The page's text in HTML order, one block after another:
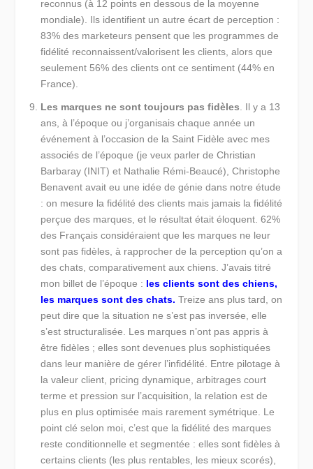
reconnus (à 12 points en dessous de la moyenne
mondiale). Ils identifient un autre écart de perception :
83% des marketeurs pensent que les programmes de
fidélité reconnaissent/valorisent les clients, alors que
seulement 56% des clients ont ce sentiment (44% en
France).
Les marques ne sont toujours pas fidèles . Il y a 13
ans, à l’époque ou j’organisais chaque année un
événement à l’occasion de la Saint Fidèle avec mes
associés de l’époque (je veux parler de Christian
Barbaray (INIT) et Nathalie Rémi-Beaucé), Christophe
Benavent avait eu une idée de génie dans notre étude
: on mesure la fidélité des clients mais jamais la fidélité
perçue des marques, et le résultat était éloquent. 62%
des Français considéraient que les marques ne leur
sont pas fidèles, à rapprocher de la perception qu’on a
des chats, comparativement aux chiens. J’avais titré
mon billet de l’époque : les clients sont des chiens,
les marques sont des chats. Treize ans plus tard, on
peut dire que la situation ne s’est pas inversée, elle
s’est structuralisée. Les marques n’ont pas appris à
être fidèles ; elles sont devenues plus sophistiquées
dans leur manière de gérer l’infidélité. Entre pilotage à
la valeur client, pricing dynamique, arbitrages court
terme et pression sur l’acquisition, la relation est de
plus en plus optimisée mais rarement symétrique. Le
point clé selon moi, c’est que la fidélité des marques
reste conditionnelle et segmentée : elles sont fidèles à
certains clients (les plus rentables, les mieux scorés),